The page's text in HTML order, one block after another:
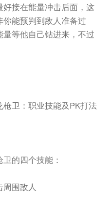
接在能量冲击后面，这
能预判到敌人准备过
等他自己钻进来，不过
卫：职业技能及PK打法
的四个技能：
围敌人